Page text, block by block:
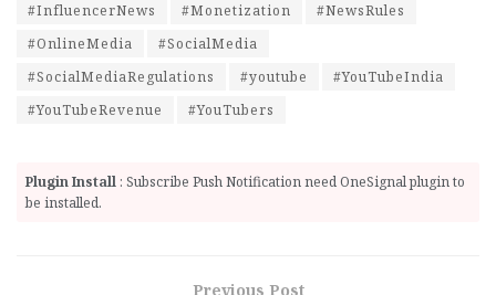
#InfluencerNews
#Monetization
#NewsRules
#OnlineMedia
#SocialMedia
#SocialMediaRegulations
#youtube
#YouTubeIndia
#YouTubeRevenue
#YouTubers
Plugin Install : Subscribe Push Notification need OneSignal plugin to
be installed.
Previous Post